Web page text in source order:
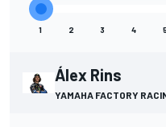
1 2 3 4
Álex Rins
YAMAHA FACTORY